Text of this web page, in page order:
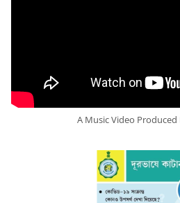
A Music Video Produced